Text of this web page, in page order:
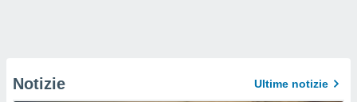
Notizie Ultime notizie